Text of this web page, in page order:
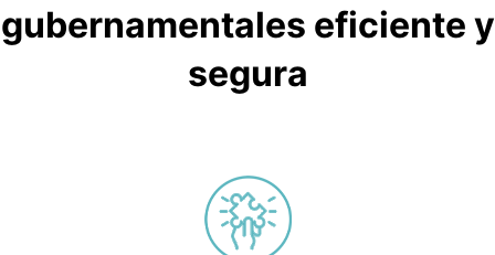
gubernamentales eficiente y
segura